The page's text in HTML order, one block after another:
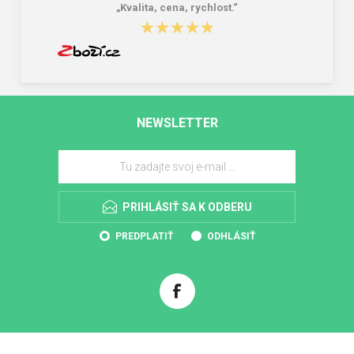
„Kvalita, cena, rychlost.“
★★★★★
★★★★★
NEWSLETTER
PRIHLÁSIŤ SA K ODBERU
PREDPLATIŤ ODHLÁSIŤ